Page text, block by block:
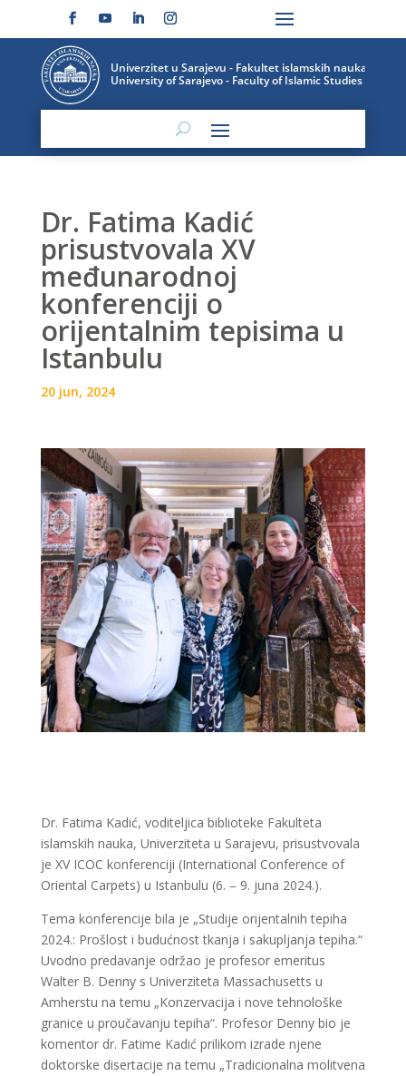
Dr. Fatima Kadić
prisustvovala XV
međunarodnoj
konferenciji o
orijentalnim tepisima u
Istanbulu
20 jun, 2024
Dr. Fatima Kadić, voditeljica biblioteke Fakulteta
islamskih nauka, Univerziteta u Sarajevu, prisustvovala
je XV ICOC konferenciji (International Conference of
Oriental Carpets) u Istanbulu (6. – 9. juna 2024.).
Tema konferencije bila je „Studije orijentalnih tepiha
2024.: Prošlost i budućnost tkanja i sakupljanja tepiha.“
Uvodno predavanje održao je profesor emeritus
Walter B. Denny s Univerziteta Massachusetts u
Amherstu na temu „Konzervacija i nove tehnološke
granice u proučavanju tepiha“. Profesor Denny bio je
komentor dr. Fatime Kadić prilikom izrade njene
doktorske disertacije na temu „Tradicionalna molitvena